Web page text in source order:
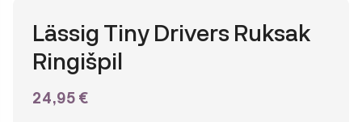
Lässig Tiny Drivers Ruksak
Ringišpil
24,95 €